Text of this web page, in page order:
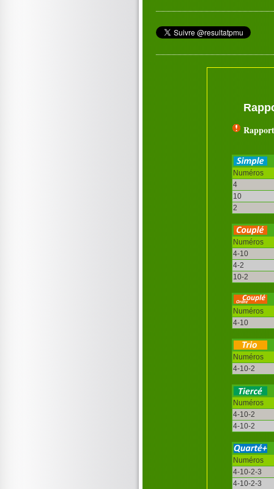
Numéros
4
10
2
Numéros
4-10
4-2
10-2
Numéros
4-10
Numéros
4-10-2
Numéros
4-10-2
4-10-2
Numéros
4-10-2-3
4-10-2-3